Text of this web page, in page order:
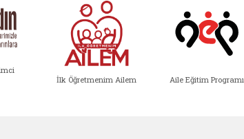
İlk Öğretmenim Ailem Aile Eğitim Programı